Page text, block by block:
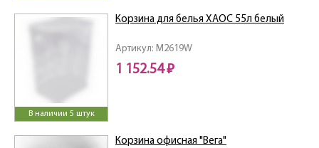
В наличии 5 штук
Артикул: M2619W
Корзина для белья ХАОС 55л белый
1 152.54 ₽
Корзина офисная "Вега"